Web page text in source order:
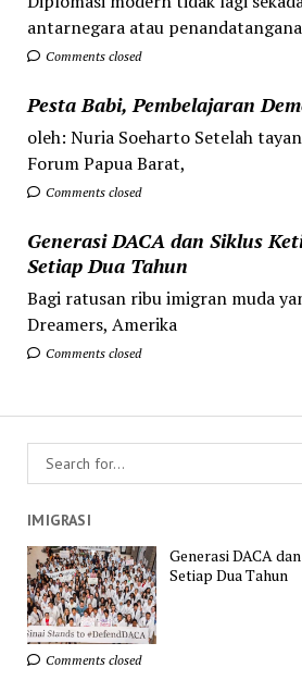
antarnegara atau
Comments closed
Pesta Babi, Pembelajaran
oleh: Nuria Soeharto Setelah
Forum Papua Barat,
Comments closed
Generasi DACA dan Siklus
Setiap Dua Tahun
Bagi ratusan ribu imigran muda
Dreamers, Amerika
Comments closed
IMIGRASI
Generasi DACA
Setiap Dua Tahun
Comments closed